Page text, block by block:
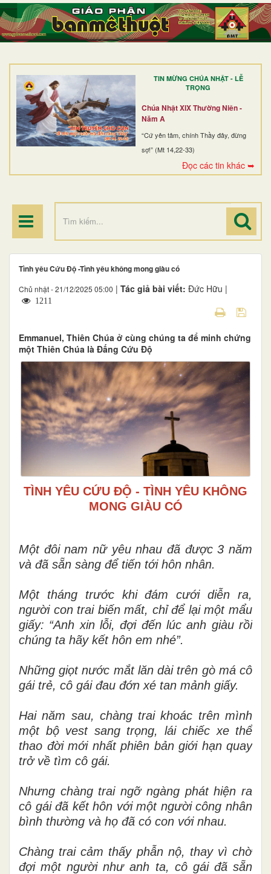
TIN MỪNG CHÚA NHẬT - LỄ
TRỌNG
Chúa Nhật XIX Thường Niên -
Năm A
“Cứ yên tâm, chính Thầy đây, đừng
sợ!” (Mt 14,22-33)
Đọc các tin khác ➥
TRANG NHẤT
GIỚI THIỆU
DÒNG TU
BAN MỤC VỤ
ĐOÀN THỂ CG
ĐIỂM HÀNH HƯƠNG
Tình yêu Cứu Độ -Tình yêu không mong giàu có
Chủ nhật - 21/12/2025 05:00 | Tác giả bài viết: Đức Hữu |
1211
Emmanuel, Thiên Chúa ở cùng chúng ta để minh chứng
một Thiên Chúa là Đấng Cứu Độ
TÌNH YÊU CỨU ĐỘ - TÌNH YÊU KHÔNG
MONG GIÀU CÓ
Một đôi nam nữ yêu nhau đã được 3 năm
và đã sẵn sàng để tiến tới hôn nhân.
Một tháng trước khi đám cưới diễn ra,
người con trai biến mất, chỉ để lại một mẩu
giấy: “Anh xin lỗi, đợi đến lúc anh giàu rồi
chúng ta hãy kết hôn em nhé”.
Những giọt nước mắt lăn dài trên gò má cô
gái trẻ, cô gái đau đớn xé tan mảnh giấy.
Hai năm sau, chàng trai khoác trên mình
một bộ vest sang trọng, lái chiếc xe thể
thao đời mới nhất phiên bản giới hạn quay
trở về tìm cô gái.
Nhưng chàng trai ngỡ ngàng phát hiện ra
cô gái đã kết hôn với một người công nhân
bình thường và họ đã có con với nhau.
Chàng trai cảm thấy phẫn nộ, thay vì chờ
đợi một người như anh ta, cô gái đã sẵn